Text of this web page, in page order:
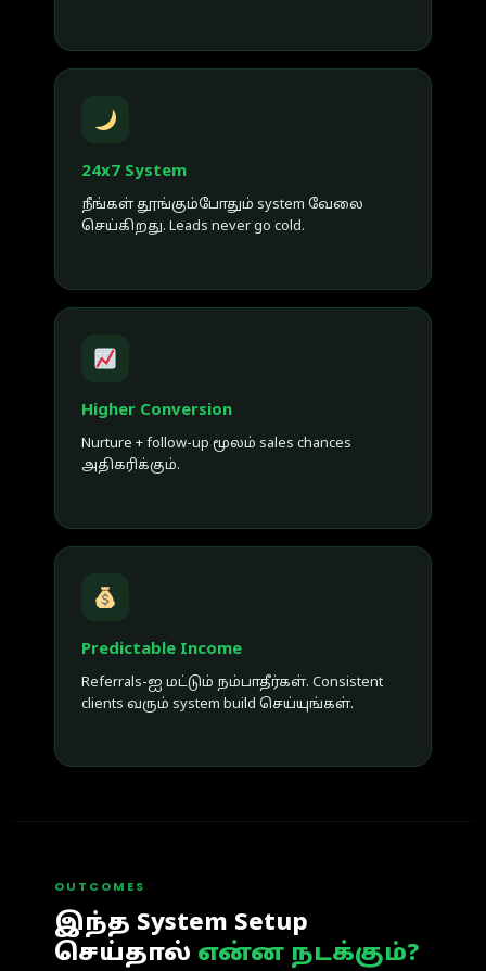
24x7 System
நீங்கள் தூங்கும்போதும் system வேலை
செய்கிறது. Leads never go cold.
Higher Conversion
Nurture + follow-up மூலம் sales chances
அதிகரிக்கும்.
Predictable Income
Referrals-ஐ மட்டும் நம்பாதீர்கள். Consistent
clients வரும் system build செய்யுங்கள்.
OUTCOMES
இந்த System Setup
செய்தால் என்ன நடக்கும்?